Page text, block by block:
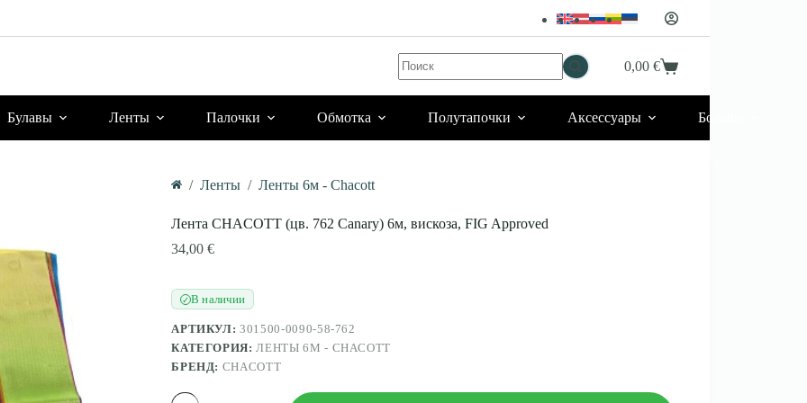
Ничего
не
найдено
Корзина
0,00€
Булавы Ленты Палочки Обмотка Полутапочки Аксессуары Больше
/ Ленты / Ленты 6м - Chacott
Лента CHACOTT (цв. 762 Canary) 6м, вискоза, FIG Approved
34,00€
✓В наличии
АРТИКУЛ:301500-0090-58-762
КАТЕГОРИЯ:ЛЕНТЫ 6М - CHACOTT
БРЕНД: CHACOTT
Количество